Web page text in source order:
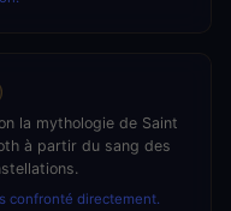
la mythologie de Saint
à partir du sang des
confronté directement.